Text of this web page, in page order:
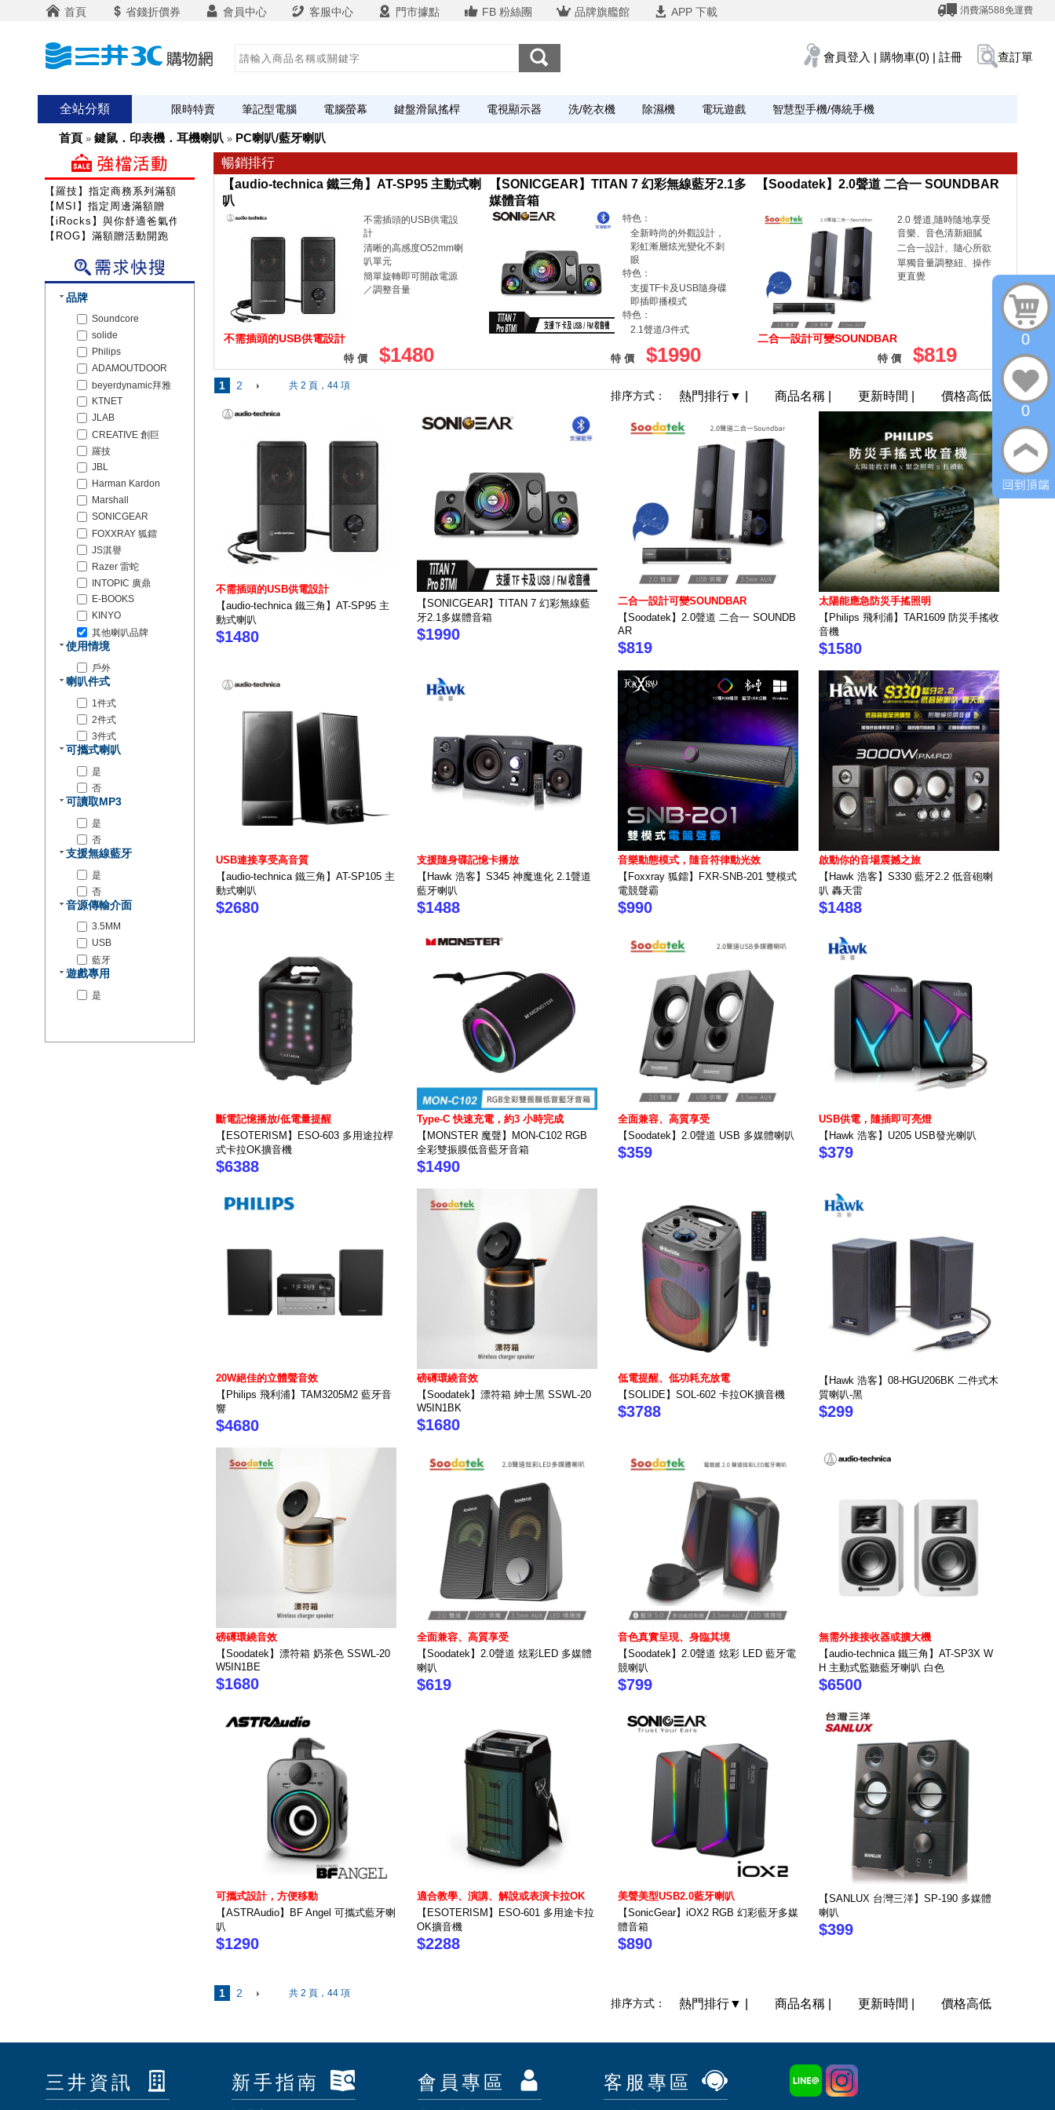
首頁 省錢折價券 會員中心 客服中心 門市據點 FB 粉絲團 品牌旗艦館 APP 下載 消費滿588免運費
會員登入 | 購物車(0) | 註冊 查訂單
全站分類 限時特賣 筆記型電腦 電腦螢幕 鍵盤滑鼠搖桿 電視顯示器 洗/乾衣機 除濕機 電玩遊戲 智慧型手機/傳統手機
首頁 » 鍵鼠．印表機．耳機喇叭 » PC喇叭/藍牙喇叭
暢銷排行
不需插頭的USB供電設計
【audio-technica 鐵三角】AT-SP95 主動式喇
叭
不需插頭的USB供電設
計
清晰的高感度O52mm喇
叭單元
簡單旋轉即可開啟電源
／調整音量
特 價 $1480
【SONICGEAR】TITAN 7 幻彩無線藍牙2.1多
媒體音箱
特色：
全新時尚的外觀設計，
彩虹漸層炫光變化不刺
眼
特色：
支援TF卡及USB隨身碟
即插即播模式
特色：
2.1聲道/3件式
特 價 $1990
二合一設計可變SOUNDBAR
【Soodatek】2.0聲道 二合一 SOUNDBAR
2.0 聲道,隨時隨地享受
音樂、音色清新細膩
二合一設計、隨心所欲
單獨音量調整紐、操作
更直覺
特 價 $819
1 2 共 2 頁，44 項
排序方式： 熱門排行▼ 商品名稱 更新時間 價格高低
不需插頭的USB供電設計
【audio-technica 鐵三角】AT-SP95 主
動式喇叭
$1480
【SONICGEAR】TITAN 7 幻彩無線藍
牙2.1多媒體音箱
$1990
二合一設計可變SOUNDBAR
【Soodatek】2.0聲道 二合一 SOUNDB
AR
$819
太陽能應急防災手搖照明
【Philips 飛利浦】TAR1609 防災手搖收
音機
$1580
USB連接享受高音質
【audio-technica 鐵三角】AT-SP105 主
動式喇叭
$2680
支援隨身碟記憶卡播放
【Hawk 浩客】S345 神魔進化 2.1聲道
藍牙喇叭
$1488
音樂動態模式，隨音符律動光效
【Foxxray 狐鐳】FXR-SNB-201 雙模式
電競聲霸
$990
啟動你的音場震撼之旅
【Hawk 浩客】S330 藍牙2.2 低音砲喇
叭 轟天雷
$1488
斷電記憶播放/低電量提醒
【ESOTERISM】ESO-603 多用途拉桿
式卡拉OK擴音機
$6388
Type-C 快速充電，約3 小時完成
【MONSTER 魔聲】MON-C102 RGB
全彩雙振膜低音藍牙音箱
$1490
全面兼容、高質享受
【Soodatek】2.0聲道 USB 多媒體喇叭
$359
USB供電，隨插即可亮燈
【Hawk 浩客】U205 USB發光喇叭
$379
20W絕佳的立體聲音效
【Philips 飛利浦】TAM3205M2 藍牙音
響
$4680
磅礡環繞音效
【Soodatek】漂符箱 紳士黑 SSWL-20
W5IN1BK
$1680
低電提醒、低功耗充放電
【SOLIDE】SOL-602 卡拉OK擴音機
$3788
【Hawk 浩客】08-HGU206BK 二件式木
質喇叭-黑
$299
磅礡環繞音效
【Soodatek】漂符箱 奶茶色 SSWL-20
W5IN1BE
$1680
全面兼容、高質享受
【Soodatek】2.0聲道 炫彩LED 多媒體
喇叭
$619
音色真實呈現、身臨其境
【Soodatek】2.0聲道 炫彩 LED 藍牙電
競喇叭
$799
無需外接接收器或擴大機
【audio-technica 鐵三角】AT-SP3X W
H 主動式監聽藍牙喇叭 白色
$6500
可攜式設計，方便移動
【ASTRAudio】BF Angel 可攜式藍牙喇
叭
$1290
適合教學、演講、解說或表演卡拉OK
【ESOTERISM】ESO-601 多用途卡拉
OK擴音機
$2288
美聲美型USB2.0藍牙喇叭
【SonicGear】iOX2 RGB 幻彩藍牙多媒
體音箱
$890
【SANLUX 台灣三洋】SP-190 多媒體
喇叭
$399
1 2 共 2 頁，44 項
排序方式： 熱門排行▼ 商品名稱 更新時間 價格高低
【羅技】指定商務系列滿額送咖啡
【MSI】指定周邊滿額贈
【iRocks】與你舒適爸氣作戰!
【ROG】滿額贈活動開跑
品牌
Soundcore
solide
Philips
ADAMOUTDOOR
beyerdynamic拜雅
KTNET
JLAB
CREATIVE 創巨
羅技
JBL
Harman Kardon
Marshall
SONICGEAR
FOXXRAY 狐鐳
JS淇譽
Razer 雷蛇
INTOPIC 廣鼎
E-BOOKS
KINYO
其他喇叭品牌
使用情境
戶外
喇叭件式
1件式
2件式
3件式
可攜式喇叭
是
否
可讀取MP3
是
否
支援無線藍牙
是
否
音源傳輸介面
3.5MM
USB
藍牙
遊戲專用
是
三井資訊 新手指南 會員專區 客服專區
0
0